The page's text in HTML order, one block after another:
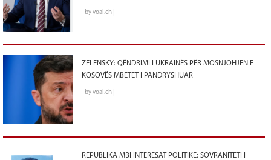
by voal.ch |
ZELENSKY: QËNDRIMI I UKRAINËS PËR MOSNJOHJEN E
KOSOVËS MBETET I PANDRYSHUAR
by voal.ch |
REPUBLIKA MBI INTERESAT POLITIKE: SOVRANITETI I